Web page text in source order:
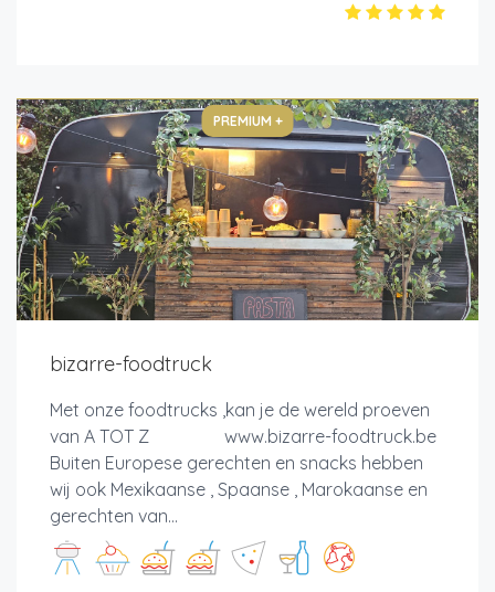
PREMIUM +
bizarre-foodtruck
Met onze foodtrucks ,kan je de wereld proeven
van A TOT Z www.bizarre-foodtruck.be
Buiten Europese gerechten en snacks hebben
wij ook Mexikaanse , Spaanse , Marokaanse en
gerechten van...